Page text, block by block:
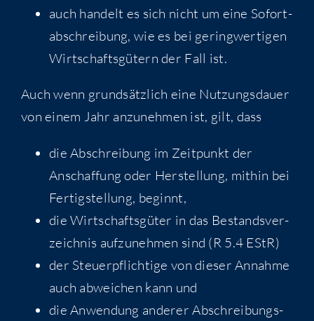
auch han­delt es sich nicht um eine Sofort­
ab­schrei­bung, wie es bei gering­wer­ti­gen
Wirt­schafts­gü­tern der Fall ist.
Auch wenn grund­sätz­lich eine Nut­zungs­dau­er
von einem Jahr anzu­neh­men ist, gilt, dass
die Abschrei­bung im Zeit­punkt der
Anschaf­fung oder Her­stel­lung, mit­hin bei
Fer­tig­stel­lung, beginnt,
die Wirt­schafts­gü­ter in das Bestands­ver­
zeich­nis auf­zu­neh­men sind (R 5.4 EStR)
der Steu­er­pflich­ti­ge von die­ser Annah­me
auch abwei­chen kann und
die Anwen­dung ande­rer Abschrei­bungs­